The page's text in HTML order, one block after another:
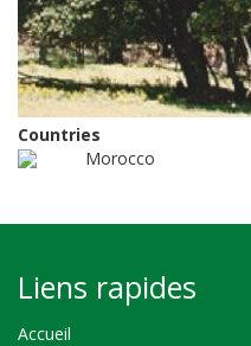
Countries
Morocco
Liens rapides
Accueil